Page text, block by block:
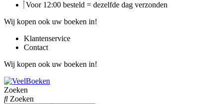
Voor 12:00 besteld = dezelfde dag verzonden
Wij kopen ook uw boeken in!
Klantenservice
Contact
Wij kopen ook uw boeken in!
Zoeken
Zoeken